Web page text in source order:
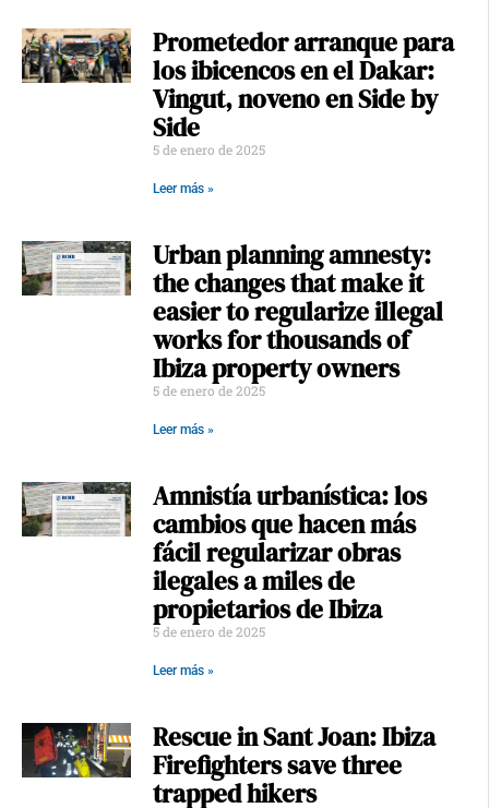
Prometedor arranque para
los ibicencos en el Dakar:
Vingut, noveno en Side by
Side
5 de enero de 2025
Leer más »
Urban planning amnesty:
the changes that make it
easier to regularize illegal
works for thousands of
Ibiza property owners
5 de enero de 2025
Leer más »
Amnistía urbanística: los
cambios que hacen más
fácil regularizar obras
ilegales a miles de
propietarios de Ibiza
5 de enero de 2025
Leer más »
Rescue in Sant Joan: Ibiza
Firefighters save three
trapped hikers